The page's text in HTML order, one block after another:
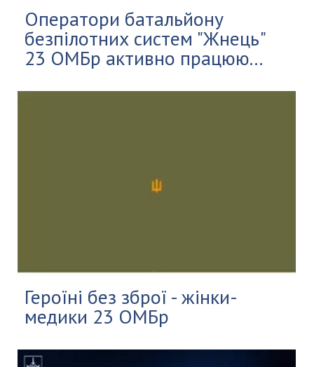
Оператори батальйону
безпілотних систем "Жнець"
23 ОМБр активно працюю...
Героїні без зброї - жінки-
медики 23 ОМБр